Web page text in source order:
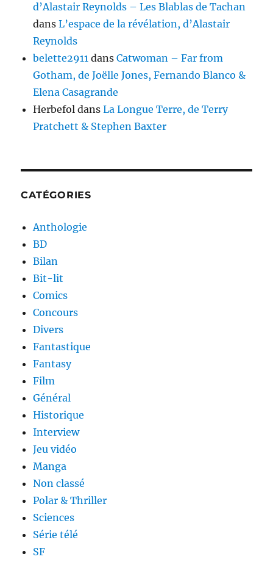
d’Alastair Reynolds – Les Blablas de Tachan
dansL’espace de la révélation, d’Alastair
Reynolds
belette2911 dansCatwoman – Far from
Gotham, de Joëlle Jones, Fernando Blanco &
Elena Casagrande
Herbefol dansLa Longue Terre, de Terry
Pratchett & Stephen Baxter
CATÉGORIES
Anthologie
BD
Bilan
Bit-lit
Comics
Concours
Divers
Fantastique
Fantasy
Film
Général
Historique
Interview
Jeu vidéo
Manga
Non classé
Polar & Thriller
Sciences
Série télé
SF